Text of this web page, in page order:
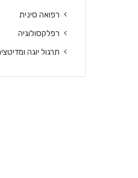
רפואה סינית
רפלקסולוגיה
תרגול יוגה